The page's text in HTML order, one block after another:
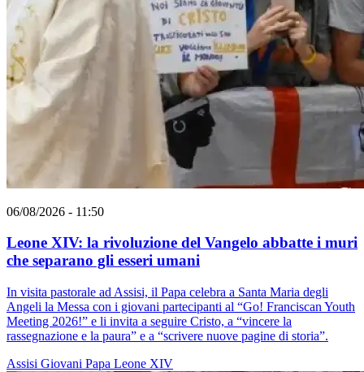
06/08/2026 - 11:50
Leone XIV: la rivoluzione del Vangelo abbatte i muri
che separano gli esseri umani
In visita pastorale ad Assisi, il Papa celebra a Santa Maria degli
Angeli la Messa con i giovani partecipanti al “Go! Franciscan Youth
Meeting 2026!” e li invita a seguire Cristo, a “vincere la
rassegnazione e la paura” e a “scrivere nuove pagine di storia”.
Assisi Giovani Papa Leone XIV